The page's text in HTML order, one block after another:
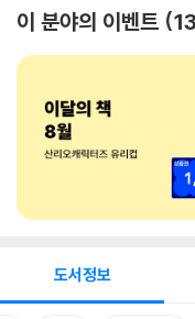
이 분야의 이벤트 13
도서정보